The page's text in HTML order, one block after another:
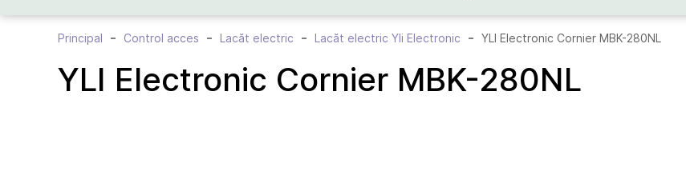
Principal Control acces Lacăt electric Lacăt electric Yli Electronic YLI Electronic Cornier MBK-280NL
YLI Electronic Cornier MBK-280NL